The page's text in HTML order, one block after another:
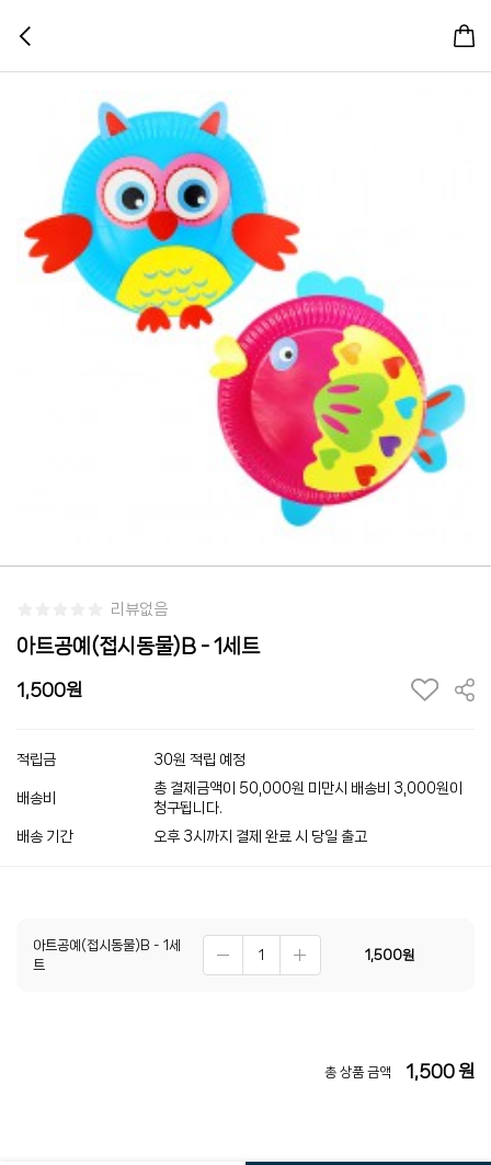
리뷰없음
아트공예(접시동물)B - 1세트
1,500
적립금 30원 적립 예정
배송비
총 결제금액이 50,000원 미만시 배송비 3,000원이
청구됩니다.
배송 기간
오후 3시까지 결제 완료 시 당일 출고
아트공예(접시동물)B - 1세
트
1,500원
총 상품 금액 1,500원